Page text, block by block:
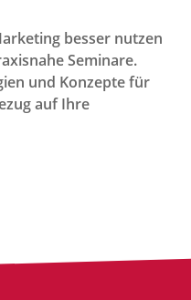
besser nutzen
Seminare.
und Konzepte für
auf Ihre